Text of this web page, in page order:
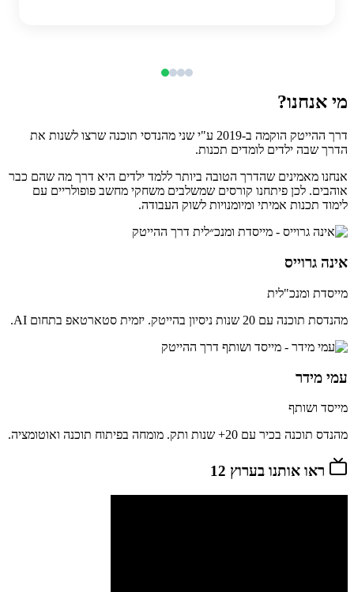
מי אנחנו?
דרך ההייטק הוקמה ב-2019 ע"י שני מהנדסי תוכנה שרצו לשנות את
הדרך שבה ילדים לומדים תכנות.
אנחנו מאמינים שהדרך הטובה ביותר ללמד ילדים היא דרך מה שהם כבר
אוהבים. לכן פיתחנו קורסים שמשלבים משחקי מחשב פופולריים עם
לימוד תכנות אמיתי ומיומנויות לשוק העבודה.
אינה גרוייס
מייסדת ומנכ"לית
מהנדסת תוכנה עם 20 שנות ניסיון בהייטק. יזמית סטארטאפ בתחום AI.
עמי מידר
מייסד ושותף
מהנדס תוכנה בכיר עם 20+ שנות ותק. מומחה בפיתוח תוכנה ואוטומציה.
ראו אותנו בערוץ 12